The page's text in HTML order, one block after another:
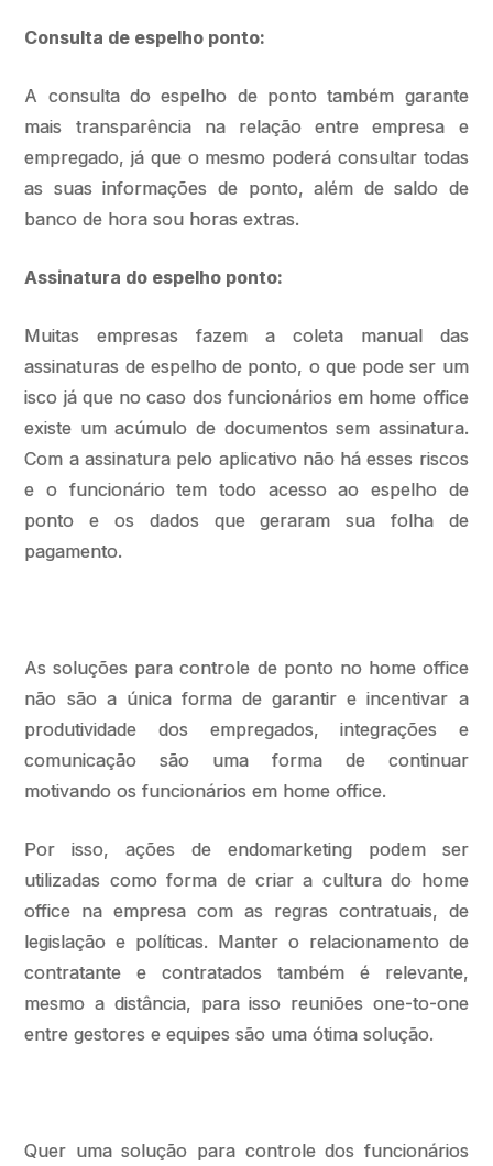
Consulta de espelho ponto:
A consulta do espelho de ponto também garante
mais transparência na relação entre empresa e
empregado, já que o mesmo poderá consultar todas
as suas informações de ponto, além de saldo de
banco de hora sou horas extras.
Assinatura do espelho ponto:
Muitas empresas fazem a coleta manual das
assinaturas de espelho de ponto, o que pode ser um
isco já que no caso dos funcionários em home office
existe um acúmulo de documentos sem assinatura.
Com a assinatura pelo aplicativo não há esses riscos
e o funcionário tem todo acesso ao espelho de
ponto e os dados que geraram sua folha de
pagamento.
As soluções para controle de ponto no home office
não são a única forma de garantir e incentivar a
produtividade dos empregados, integrações e
comunicação são uma forma de continuar
motivando os funcionários em home office.
Por isso, ações de endomarketing podem ser
utilizadas como forma de criar a cultura do home
office na empresa com as regras contratuais, de
legislação e políticas. Manter o relacionamento de
contratante e contratados também é relevante,
mesmo a distância, para isso reuniões one-to-one
entre gestores e equipes são uma ótima solução.
Quer uma solução para controle dos funcionários